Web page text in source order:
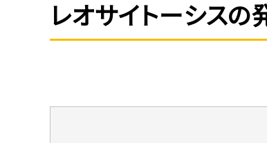
レオサイトーシス